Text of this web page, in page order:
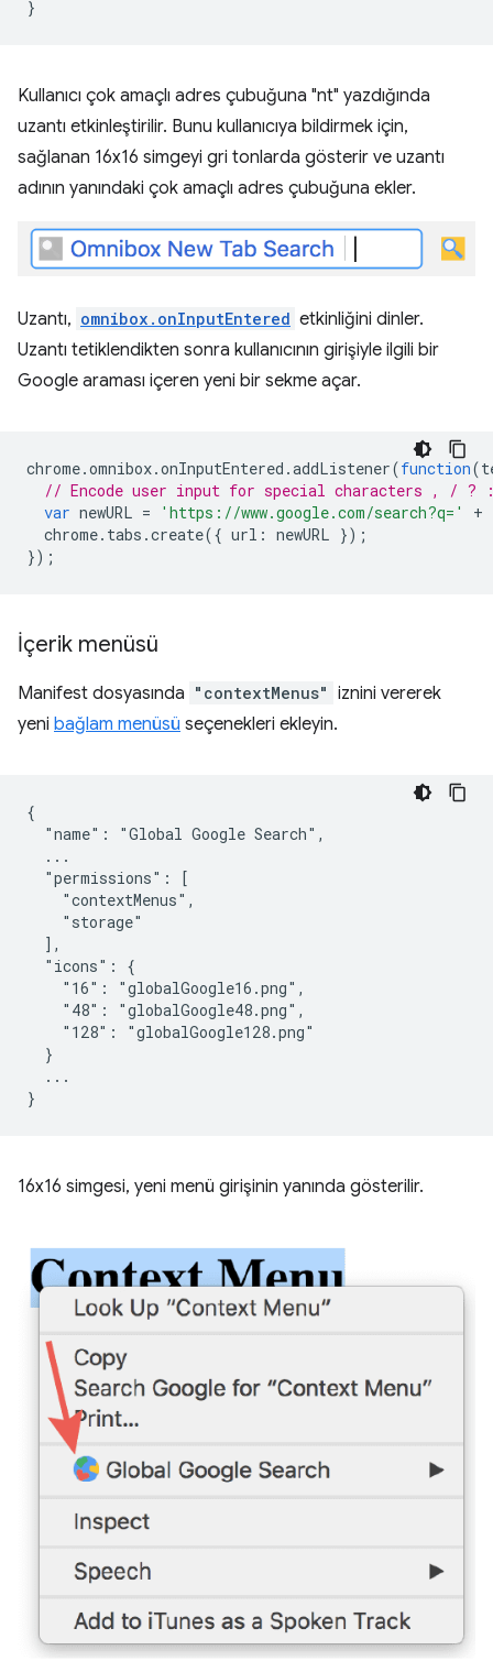
Kullanıcı çok amaçlı adres çubuğuna "nt" yazdığında
uzantı etkinleştirilir. Bunu kullanıcıya bildirmek için,
sağlanan 16x16 simgeyi gri tonlarda gösterir ve uzantı
adının yanındaki çok amaçlı adres çubuğuna ekler.
Uzantı, omnibox.onInputEntered etkinliğini dinler.
Uzantı tetiklendikten sonra kullanıcının girişiyle ilgili bir
Google araması içeren yeni bir sekme açar.
chrome.omnibox.onInputEntered .addListener(function(
// Encode user input for special characters , / ?
var newURL = 'https://www.google.com/search?q=' +
chrome. tabs .create({ url : newURL });
});
İçerik menüsü
Manifest dosyasında "contextMenus" iznini vererek
yeni bağlam menüsü seçenekleri ekleyin.
{
  "name": "Global Google Search",
  ...
  "permissions": [
    "contextMenus",
    "storage"
  ],
  "icons": {
    "16": "globalGoogle16.png",
    "48": "globalGoogle48.png",
    "128": "globalGoogle128.png"
  }
  ...
16x16 simgesi, yeni menü girişinin yanında gösterilir.